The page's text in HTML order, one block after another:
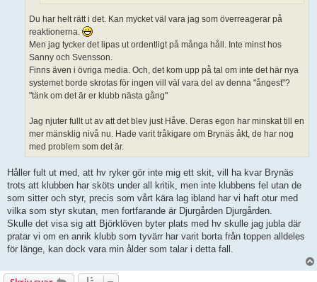
Du har helt rätt i det. Kan mycket väl vara jag som överreagerar på
reaktionerna.
Men jag tycker det lipas ut ordentligt på många håll. Inte minst hos
Sanny och Svensson.
Finns även i övriga media. Och, det kom upp på tal om inte det här nya
systemet borde skrotas för ingen vill väl vara del av denna "ångest"?
"tänk om det är er klubb nästa gång"
Jag njuter fullt ut av att det blev just Håve. Deras egon har minskat till en
mer mänsklig nivå nu. Hade varit tråkigare om Brynäs åkt, de har nog
med problem som det är.
Håller fult ut med, att hv ryker gör inte mig ett skit, vill ha kvar Brynäs
trots att klubben har sköts under all kritik, men inte klubbens fel utan de
som sitter och styr, precis som vårt kära lag ibland har vi haft otur med
vilka som styr skutan, men fortfarande är Djurgården Djurgården.
Skulle det visa sig att Björklöven byter plats med hv skulle jag jubla där
pratar vi om en anrik klubb som tyvärr har varit borta från toppen alldeles
för länge, kan dock vara min ålder som talar i detta fall.